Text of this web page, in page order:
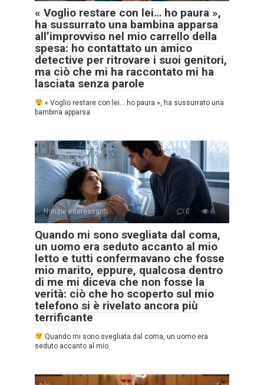
« Voglio restare con lei… ho paura »,
ha sussurrato una bambina apparsa
all’improvviso nel mio carrello della
spesa: ho contattato un amico
detective per ritrovare i suoi genitori,
ma ciò che mi ha raccontato mi ha
lasciata senza parole
« Voglio restare con lei… ho paura », ha sussurrato una
bambina apparsa
Notizie interessanti 0 6
Quando mi sono svegliata dal coma,
un uomo era seduto accanto al mio
letto e tutti confermavano che fosse
mio marito, eppure, qualcosa dentro
di me mi diceva che non fosse la
verità: ciò che ho scoperto sul mio
telefono si è rivelato ancora più
terrificante
Quando mi sono svegliata dal coma, un uomo era
seduto accanto al mio